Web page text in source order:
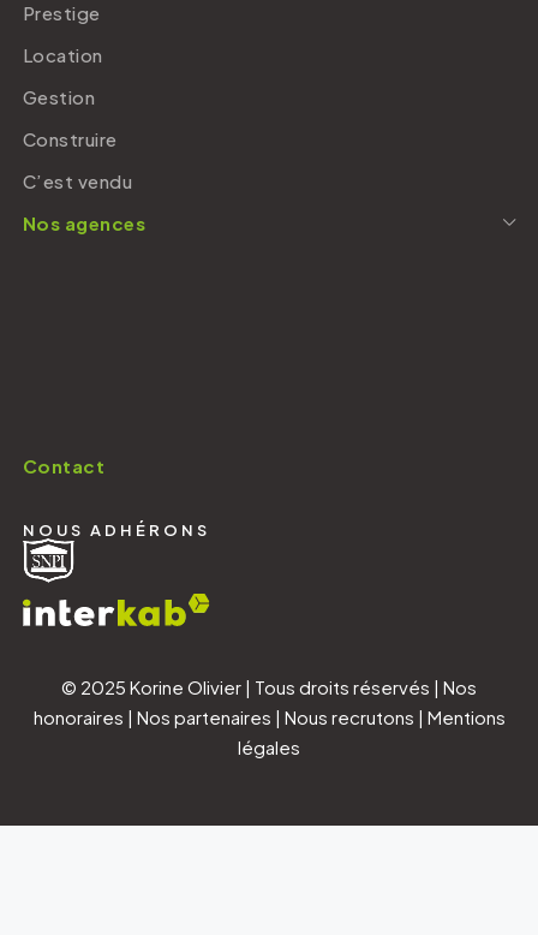
Prestige
Location
Gestion
Construire
C’est vendu
Nos agences
Contact
NOUS ADHÉRONS
© 2025 Korine Olivier | Tous droits réservés | Nos
honoraires | Nos partenaires | Nous recrutons | Mentions
légales